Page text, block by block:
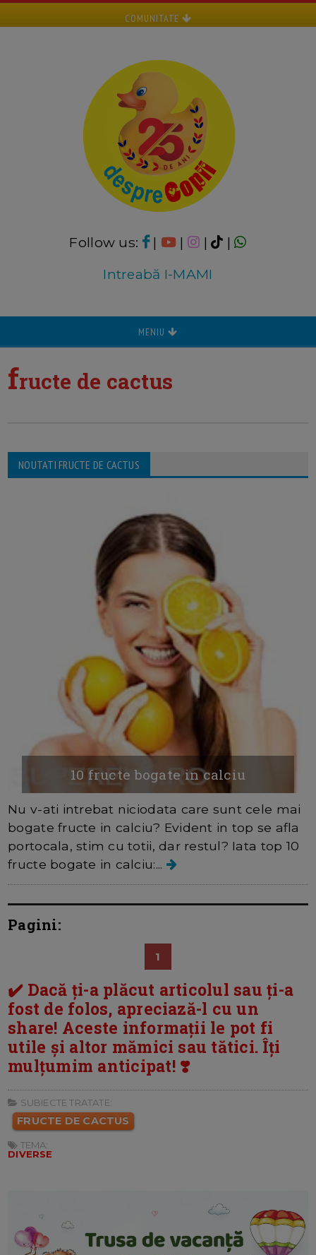
COMUNITATE
Follow us: | | |
|
Intreabă I-MAMI
MENIU
fructe de cactus
NOUTATI FRUCTE DE CACTUS
10 fructe bogate in calciu
Nu v-ati intrebat niciodata care sunt cele mai
bogate fructe in calciu? Evident in top se afla
portocala, stim cu totii, dar restul? Iata top 10
fructe bogate in calciu:...
Pagini:
1
✔️ Dacă ți-a plăcut articolul sau ți-a
fost de folos, apreciază-l cu un
share! Aceste informații le pot fi
utile și altor mămici sau tătici. Îți
mulțumim anticipat! ❣️
SUBIECTE TRATATE:
FRUCTE DE CACTUS
TEMA:
DIVERSE